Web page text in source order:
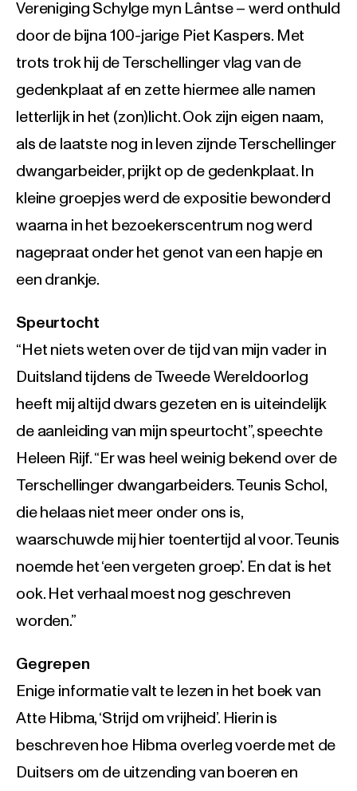
Vereniging Schylge myn Lântse – werd onthuld
door de bijna 100-jarige Piet Kaspers. Met
trots trok hij de Terschellinger vlag van de
gedenkplaat af en zette hiermee alle namen
letterlijk in het (zon)licht. Ook zijn eigen naam,
als de laatste nog in leven zijnde Terschellinger
dwangarbeider, prijkt op de gedenkplaat. In
kleine groepjes werd de expositie bewonderd
waarna in het bezoekerscentrum nog werd
nagepraat onder het genot van een hapje en
een drankje.
Speurtocht
“Het niets weten over de tijd van mijn vader in
Duitsland tijdens de Tweede Wereldoorlog
heeft mij altijd dwars gezeten en is uiteindelijk
de aanleiding van mijn speurtocht”, speechte
Heleen Rijf. “Er was heel weinig bekend over de
Terschellinger dwangarbeiders. Teunis Schol,
die helaas niet meer onder ons is,
waarschuwde mij hier toentertijd al voor. Teunis
noemde het ‘een vergeten groep’. En dat is het
ook. Het verhaal moest nog geschreven
worden.”
Gegrepen
Enige informatie valt te lezen in het boek van
Atte Hibma, ‘Strijd om vrijheid’. Hierin is
beschreven hoe Hibma overleg voerde met de
Duitsers om de uitzending van boeren en